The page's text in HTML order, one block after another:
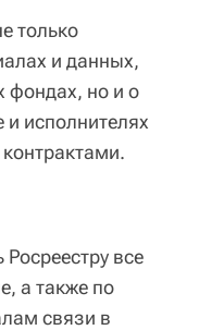
только
и данных,
фондах, но и о
и исполнителях
все
а также по
связи в